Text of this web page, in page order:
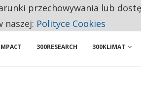
TAK ŁATWO JEJ NIE POLECAJĄ
300RESEARCH 300KLIMAT
przechowywania lub
naszej: Polityce Cookies